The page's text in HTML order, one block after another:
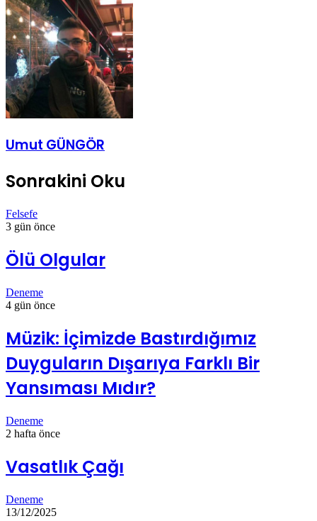
Umut GÜNGÖR
Sonrakini Oku
Felsefe
3 gün önce
Ölü Olgular
Deneme
4 gün önce
Müzik: İçimizde Bastırdığımız
Duyguların Dışarıya Farklı Bir
Yansıması Mıdır?
Deneme
2 hafta önce
Vasatlık Çağı
Deneme
13/12/2025